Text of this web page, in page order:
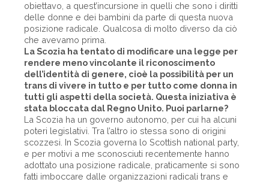
obiettavo, a quest’incursione in quelli che sono i diritti
delle donne e dei bambini da parte di questa nuova
posizione radicale. Qualcosa di molto diverso da ciò
che avevamo prima.
La Scozia ha tentato di modificare una legge per
rendere meno vincolante il riconoscimento
dell’identità di genere, cioè la possibilità per un
trans di vivere in tutto e per tutto come donna in
tutti gli aspetti della società. Questa iniziativa è
stata bloccata dal Regno Unito. Puoi parlarne?
La Scozia ha un governo autonomo, per cui ha alcuni
poteri legislativi. Tra l’altro io stessa sono di origini
scozzesi. In Scozia governa lo Scottish national party,
e per motivi a me sconosciuti recentemente hanno
adottato una posizione radicale, praticamente si sono
fatti imboccare dalle organizzazioni radicali trans e